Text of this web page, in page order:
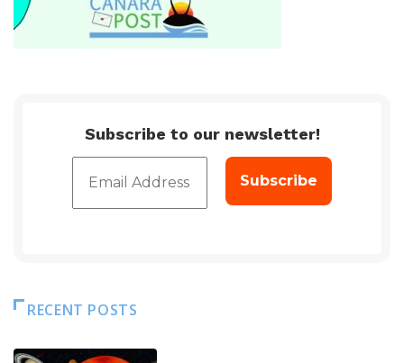
Subscribe to our newsletter!
RECENT POSTS